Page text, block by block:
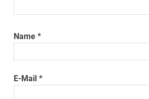
Name*
E-Mail*